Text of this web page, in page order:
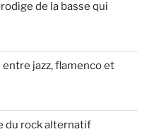
de la basse qui
entre jazz, flamenco et
du rock alternatif